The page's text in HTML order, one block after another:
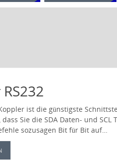
ist die günstigste
Sie die SDA Daten- und
sozusagen Bit für Bit auf…